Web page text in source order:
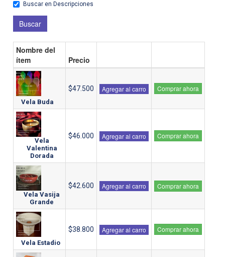
Buscar en Descripciones
Buscar
Nombre del
ítem
Precio
Vela Buda
$47.500 Agregar al carro Comprar ahora
Vela
Valentina
Dorada
$46.000 Agregar al carro Comprar ahora
Vela Vasija
Grande
$42.600 Agregar al carro Comprar ahora
Vela Estadio
$38.800 Agregar al carro Comprar ahora